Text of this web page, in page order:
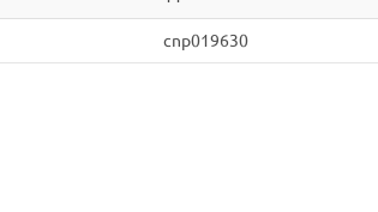
cnp019630